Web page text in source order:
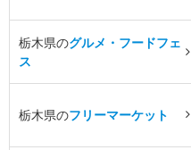
栃木県のグルメ・フードフェ
ス
栃木県のフリーマーケット